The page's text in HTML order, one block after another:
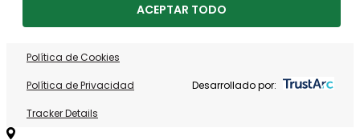
ACEPTAR TODO
Política de Cookies
Política de Privacidad
Tracker Details
Desarrollado por: